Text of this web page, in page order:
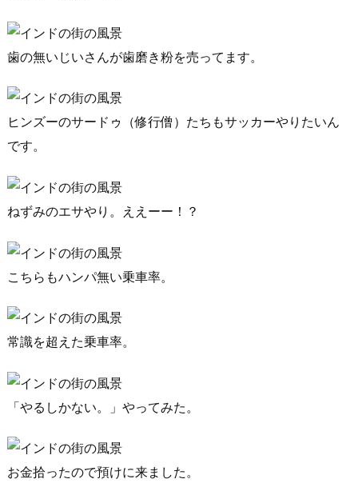
歯の無いじいさんが歯磨き粉を売ってます。
ヒンズーのサードゥ（修行僧）たちもサッカーやりたいん
です。
ねずみのエサやり。ええーー！？
こちらもハンパ無い乗車率。
常識を超えた乗車率。
「やるしかない。」やってみた。
お金拾ったので預けに来ました。